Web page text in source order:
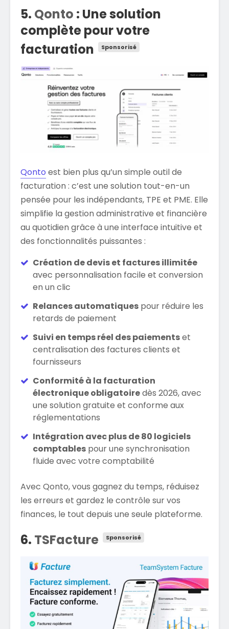
5. Qonto : Une solution
complète pour votre
facturation
Qonto est bien plus qu’un simple outil de
facturation : c’est une solution tout-en-un
pensée pour les indépendants, TPE et PME. Elle
simplifie la gestion administrative et financière
au quotidien grâce à une interface intuitive et
des fonctionnalités puissantes :
Création de devis et factures illimitée
avec personnalisation facile et conversion
en un clic​
Relances automatiques pour réduire les
retards de paiement​
Suivi en temps réel des paiementset
centralisation des factures clients et
fournisseurs​
Conformité à la facturation
électronique obligatoiredès 2026, avec
une solution gratuite et conforme aux
réglementations​
Intégration avec plus de 80 logiciels
comptables pour une synchronisation
fluide avec votre comptabilité​
Avec Qonto, vous gagnez du temps, réduisez
les erreurs et gardez le contrôle sur vos
finances, le tout depuis une seule plateforme.
6. TSFacture